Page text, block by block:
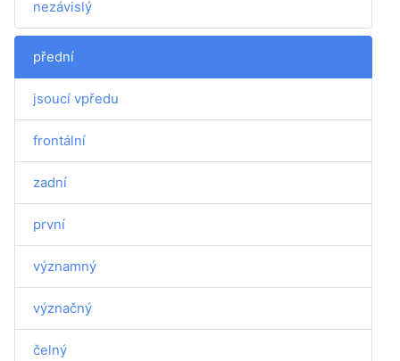
nezávislý
přední
jsoucí vpředu
frontální
zadní
první
významný
význačný
čelný